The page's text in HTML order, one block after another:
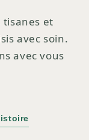
tisanes et
avec soin.
avec vous